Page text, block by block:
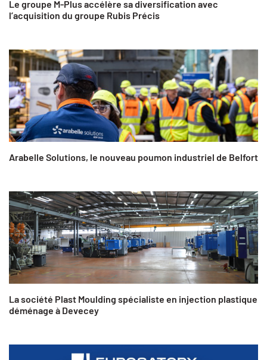
Le groupe M-Plus accélère sa diversification avec
l’acquisition du groupe Rubis Précis
Arabelle Solutions, le nouveau poumon industriel de Belfort
La société Plast Moulding spécialiste en injection plastique
déménage à Devecey